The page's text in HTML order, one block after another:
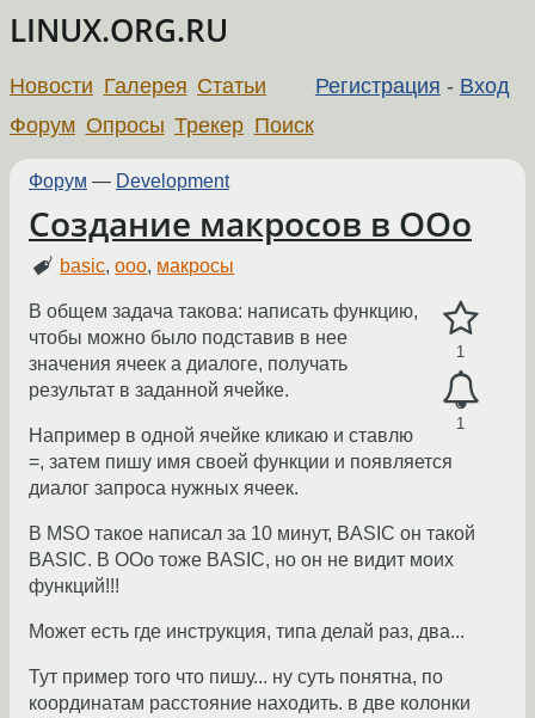
LINUX.ORG.RU
Регистрация - Вход
Новости Галерея Статьи
Форум Опросы Трекер Поиск
Форум — Development
Создание макросов в OOo
basic,ooo, макросы
1
1
В общем задача такова: написать функцию,
чтобы можно было подставив в нее
значения ячеек а диалоге, получать
результат в заданной ячейке.
Например в одной ячейке кликаю и ставлю
=, затем пишу имя своей функции и появляется
диалог запроса нужных ячеек.
В MSO такое написал за 10 минут, BASIC он такой
BASIC. В OOo тоже BASIC, но он не видит моих
функций!!!
Может есть где инструкция, типа делай раз, два...
Тут пример того что пишу... ну суть понятна, по
координатам расстояние находить. в две колонки